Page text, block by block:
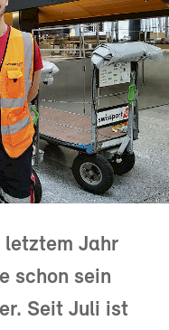
letztem Jahr
schon sein
Seit Juli ist